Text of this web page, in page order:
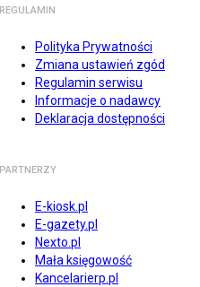
REGULAMIN
Polityka Prywatności
Zmiana ustawień zgód
Regulamin serwisu
Informacje o nadawcy
Deklaracja dostępności
PARTNERZY
E-kiosk.pl
E-gazety.pl
Nexto.pl
Mała księgowość
Kancelarierp.pl